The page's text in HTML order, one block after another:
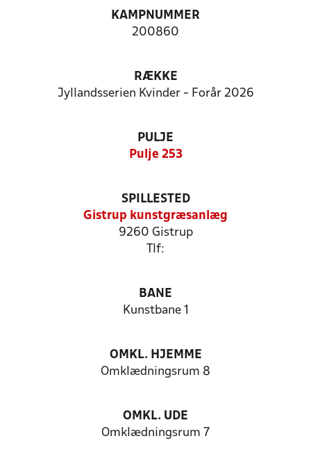
KAMPNUMMER
200860
RÆKKE
Jyllandsserien Kvinder - Forår 2026
PULJE
Pulje 253
SPILLESTED
Gistrup kunstgræsanlæg
9260 Gistrup
Tlf:
BANE
Kunstbane 1
OMKL. HJEMME
Omklædningsrum 8
OMKL. UDE
Omklædningsrum 7